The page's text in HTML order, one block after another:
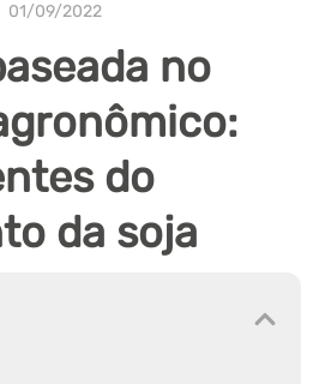
01/09/2022
no
do
da soja